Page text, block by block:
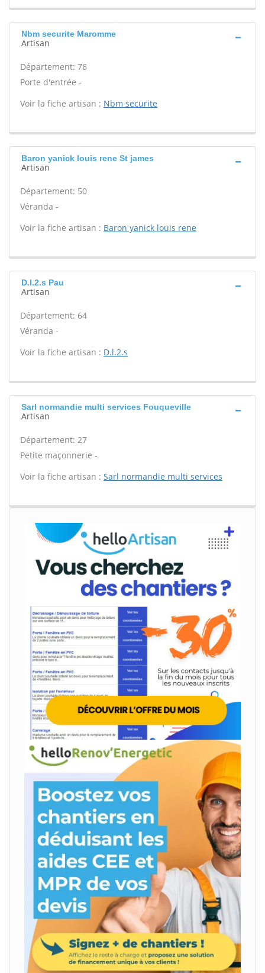
Nbm securite Maromme
Artisan
Département: 76
Porte d'entrée -
Voir la fiche artisan : Nbm securite
Baron yanick louis rene St james
Artisan
Département: 50
Véranda -
Voir la fiche artisan : Baron yanick louis rene
D.l.2.s Pau
Artisan
Département: 64
Véranda -
Voir la fiche artisan : D.l.2.s
Sarl normandie multi services Fouqueville
Artisan
Département: 27
Petite maçonnerie -
Voir la fiche artisan : Sarl normandie multi services